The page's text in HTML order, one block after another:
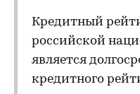
Кредитный
российской
является
кредитного